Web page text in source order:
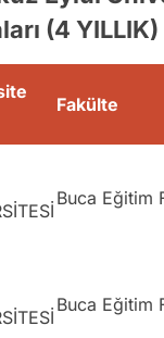
(4 YILLIK)
Fakülte
Buca Eğitim
Buca Eğitim